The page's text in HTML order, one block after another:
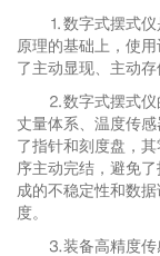
⒈数字式摆式仪是
原理的基础上，使
了主动显现、主动
⒉数字式摆式仪的
丈量体系、温度传
了指针和刻度盘，
序主动完结，避免
成的不稳定性和数
度。
⒊装备高精度传感